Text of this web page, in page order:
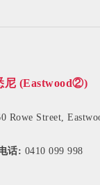
尼 (Eastwood②)
Rowe Street,
话: 0410 099 998